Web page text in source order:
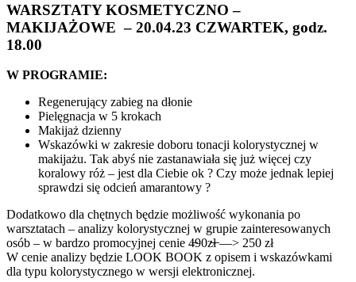
WARSZTATY KOSMETYCZNO –
MAKIJAŻOWE – 20.04.23 CZWARTEK, godz.
18.00
W PROGRAMIE:
Regenerujący zabieg na dłonie
Pielęgnacja w 5 krokach
Makijaż dzienny
Wskazówki w zakresie doboru tonacji kolorystycznej w
makijażu. Tak abyś nie zastanawiała się już więcej czy
koralowy róż – jest dla Ciebie ok ? Czy może jednak lepiej
sprawdzi się odcień amarantowy ?
Dodatkowo dla chętnych będzie możliwość wykonania po
warsztatach – analizy kolorystycznej w grupie zainteresowanych
osób – w bardzo promocyjnej cenie 4̶90z̶ł̶ —> 250 zł
W cenie analizy będzie LOOK BOOK z opisem i wskazówkami
dla typu kolorystycznego w wersji elektronicznej.